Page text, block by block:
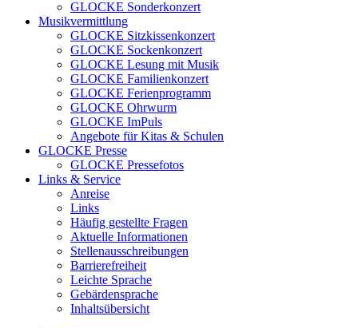
GLOCKE Sonderkonzert
Musikvermittlung
GLOCKE Sitzkissenkonzert
GLOCKE Sockenkonzert
GLOCKE Lesung mit Musik
GLOCKE Familienkonzert
GLOCKE Ferienprogramm
GLOCKE Ohrwurm
GLOCKE ImPuls
Angebote für Kitas & Schulen
GLOCKE Presse
GLOCKE Pressefotos
Links & Service
Anreise
Links
Häufig gestellte Fragen
Aktuelle Informationen
Stellenausschreibungen
Barrierefreiheit
Leichte Sprache
Gebärdensprache
Inhaltsübersicht